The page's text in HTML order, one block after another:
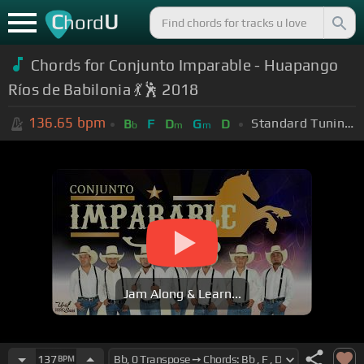
ChordU
Chords for Conjunto Imparable - Huapango
Ríos de Babilonia 💃🕺 2018
136.65 bpm Bb F Dm Gm D Standard Tuning (EADGBE)
Jam Along & Learn...
137BPM